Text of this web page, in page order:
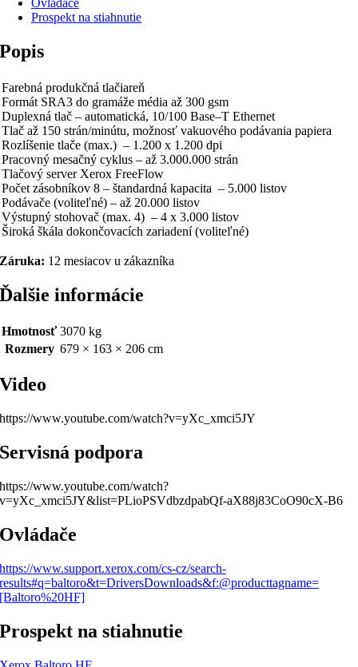
Prospekt na stiahnutie
Popis
Farebná produkčná tlačiareň
Formát SRA3 do gramáže média až 300 gsm
Duplexná tlač – automatická, 10/100 Base–T Ethernet
Tlač až 150 strán/minútu, možnosť vakuového podávania papiera
Rozlíšenie tlače (max.) – 1.200 x 1.200 dpi
Pracovný mesačný cyklus – až 3.000.000 strán
Tlačový server Xerox FreeFlow
Počet zásobníkov 8 – štandardná kapacita – 5.000 listov
Podávače (voliteľné) – až 20.000 listov
Výstupný stohovač (max. 4) – 4 x 3.000 listov
Široká škála dokončovacích zariadení (voliteľné)
Záruka: 12 mesiacov u zákazníka
Ďalšie informácie
Hmotnosť 3070 kg
Rozmery 679 × 163 × 206 cm
Video
https://www.youtube.com/watch?v=yXc_xmci5JY
Servisná podpora
https://www.youtube.com/watch?
v=yXc_xmci5JY&list=PLioPSVdbzdpabQf-aX88j83CoO90cX-B6
Ovládače
https://www.support.xerox.com/cs-cz/search-
results#q=baltoro&t=DriversDownloads&f:@producttagname=
[Baltoro%20HF]
Prospekt na stiahnutie